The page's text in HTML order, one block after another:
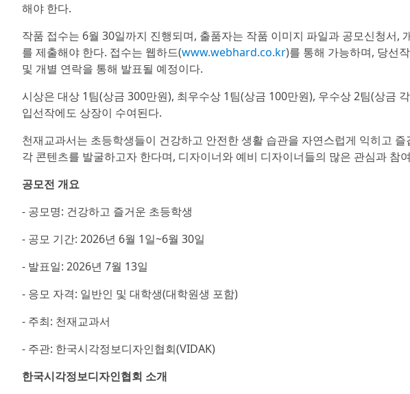
해야 한다.
작품 접수는 6월 30일까지 진행되며, 출품자는 작품 이미지 파일과 공모신청서,
를 제출해야 한다. 접수는 웹하드(www.webhard.co.kr)를 통해 가능하며, 당선
및 개별 연락을 통해 발표될 예정이다.
시상은 대상 1팀(상금 300만원), 최우수상 1팀(상금 100만원), 우수상 2팀(상금
입선작에도 상장이 수여된다.
천재교과서는 초등학생들이 건강하고 안전한 생활 습관을 자연스럽게 익히고
각 콘텐츠를 발굴하고자 한다며, 디자이너와 예비 디자이너들의 많은 관심과 참
공모전 개요
- 공모명: 건강하고 즐거운 초등학생
- 공모 기간: 2026년 6월 1일~6월 30일
- 발표일: 2026년 7월 13일
- 응모 자격: 일반인 및 대학생(대학원생 포함)
- 주최: 천재교과서
- 주관: 한국시각정보디자인협회(VIDAK)
한국시각정보디자인협회 소개